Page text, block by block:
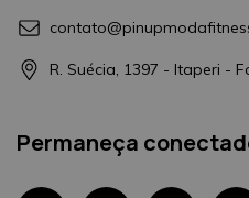
R. Suécia, 1397 - Itaperi -
Permaneça